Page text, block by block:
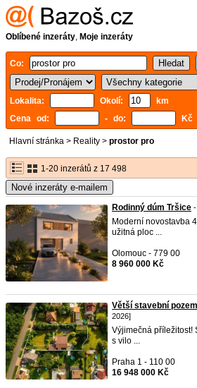
Oblíbené inzeráty, Moje inzeráty
Co:
Lokalita: Okolí:
km
Cena od:
- do: Kč
Hlavní stránka > Reality > prostor pro
1-20 inzerátů z 17 498
Nové inzeráty e-mailem
Rodinný dúm Tršice -
Moderní novostavba
užitná ploc ...
Olomouc - 779 00
8 960 000 Kč
Větší stavební
2026]
Výjimečná příležitost!
s vilo ...
Praha 1 - 110 00
16 948 000 Kč